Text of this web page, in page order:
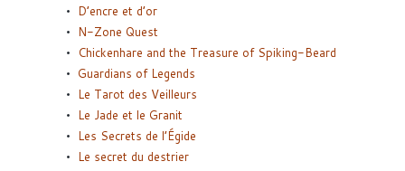
D’encre et d’or
N-Zone Quest
Chickenhare and the Treasure of Spiking-Beard
Guardians of Legends
Le Tarot des Veilleurs
Le Jade et le Granit
Les Secrets de l’Égide
Le secret du destrier